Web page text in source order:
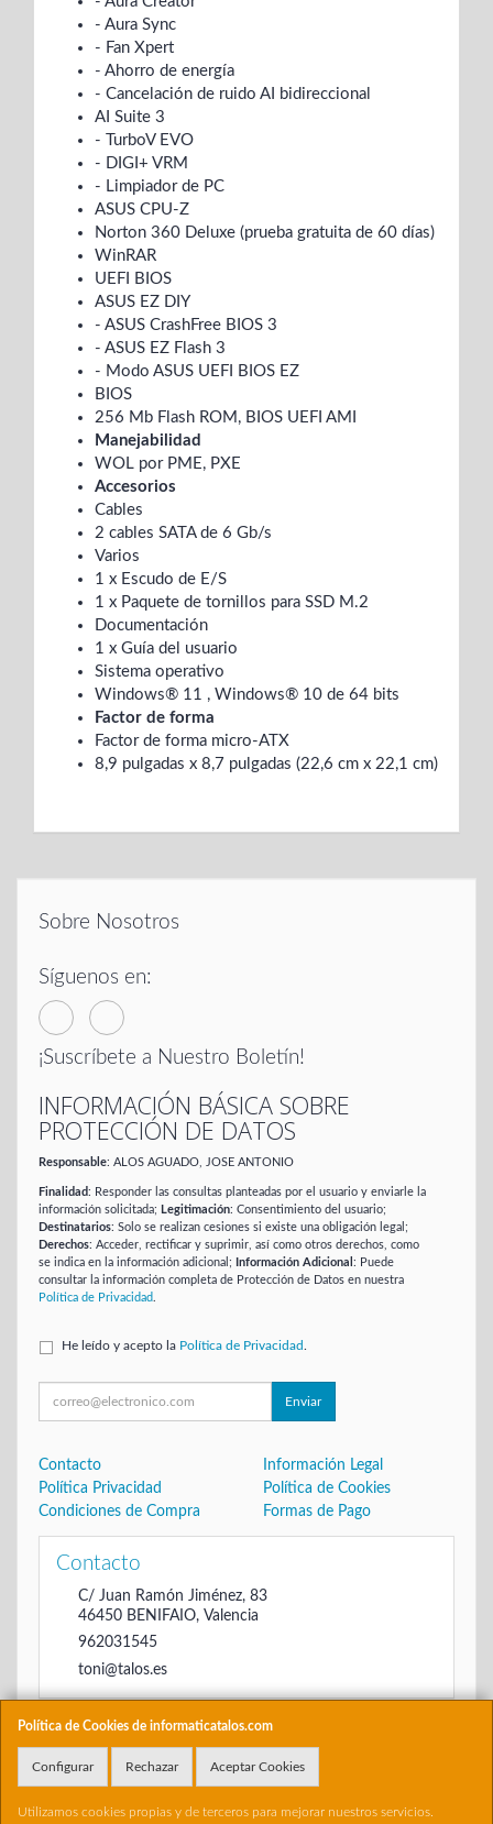
- Aura Sync
- Fan Xpert
- Ahorro de energía
- Cancelación de ruido AI bidireccional
AI Suite 3
- TurboV EVO
- DIGI+ VRM
- Limpiador de PC
ASUS CPU-Z
Norton 360 Deluxe (prueba gratuita de 60 días)
WinRAR
UEFI BIOS
ASUS EZ DIY
- ASUS CrashFree BIOS 3
- ASUS EZ Flash 3
- Modo ASUS UEFI BIOS EZ
BIOS
256 Mb Flash ROM, BIOS UEFI AMI
Manejabilidad
WOL por PME, PXE
Accesorios
Cables
2 cables SATA de 6 Gb/s
Varios
1 x Escudo de E/S
1 x Paquete de tornillos para SSD M.2
Documentación
1 x Guía del usuario
Sistema operativo
Windows® 11 , Windows® 10 de 64 bits
Factor de forma
Factor de forma micro-ATX
8,9 pulgadas x 8,7 pulgadas (22,6 cm x 22,1 cm)
Política de Cookies de informaticatalos.com
Configurar Rechazar Aceptar Cookies
Utilizamos cookies propias y de terceros para mejorar nuestros servicios.
Sobre Nosotros
Síguenos en:
¡Suscríbete a Nuestro Boletín!
INFORMACIÓN BÁSICA SOBRE
PROTECCIÓN DE DATOS
Responsable: ALOS AGUADO, JOSE ANTONIO
Finalidad: Responder las consultas planteadas por el usuario y enviarle la
información solicitada; Legitimación: Consentimiento del usuario;
Destinatarios: Solo se realizan cesiones si existe una obligación legal;
Derechos: Acceder, rectificar y suprimir, así como otros derechos, como
se indica en la información adicional;
Información Adicional : Puede
consultar la información completa de Protección de Datos en nuestra
Política de Privacidad
He leído y acepto la Política de Privacidad
Enviar
Contacto
Información Legal
Política Privacidad
Política de Cookies
Condiciones de Compra
Formas de Pago
Contacto
C/ Juan Ramón Jiménez, 83
46450 BENIFAIO, Valencia
962031545
toni@talos.es
Horario
De 16:00 hasta las 20:30